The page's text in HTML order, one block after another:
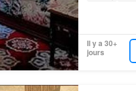
Il y a 30+
jours